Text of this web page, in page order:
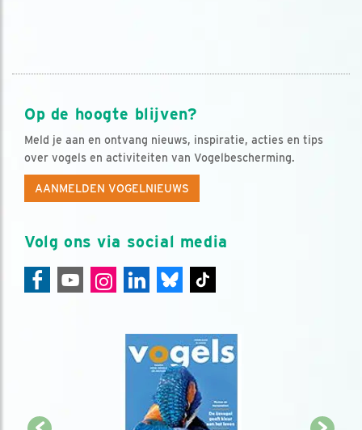
Op de hoogte blijven?
Meld je aan en ontvang nieuws, inspiratie, acties en tips
over vogels en activiteiten van Vogelbescherming.
AANMELDEN VOGELNIEUWS
Volg ons via social media